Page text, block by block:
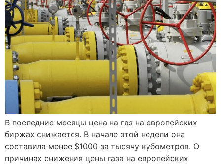
В последние месяцы цена на газ на европейских
биржах снижается. В начале этой недели она
составила менее $1000 за тысячу кубометров. О
причинах снижения цены газа на европейских